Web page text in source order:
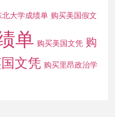
北大学成绩单 购买美国假文
单 购买美国文凭 购
文凭 购买里昂政治学